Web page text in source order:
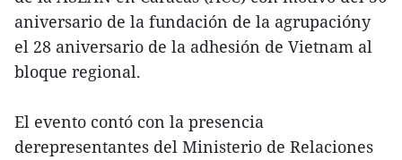
aniversario de la fundación de la agrupacióny
el 28 aniversario de la adhesión de Vietnam al
bloque regional.
El evento contó con la presencia
derepresentantes del Ministerio de Relaciones